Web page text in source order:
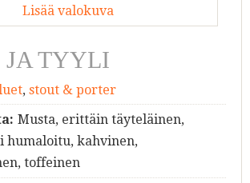
Lisää valokuva
JA TYYLI
, stout & porter
Musta, erittäin täyteläinen,
humaloitu, kahvinen,
toffeinen